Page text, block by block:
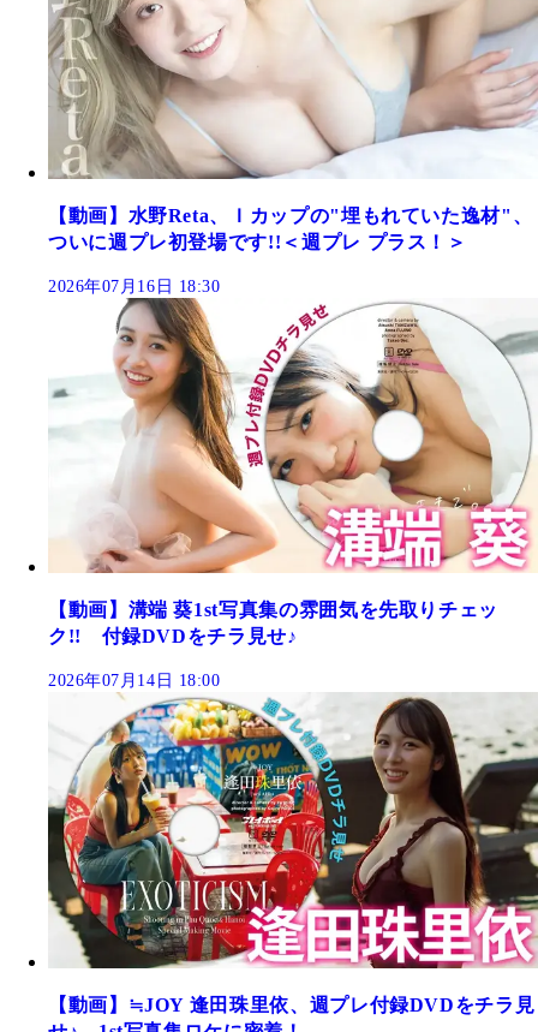
【動画】水野Reta、Ｉカップの"埋もれていた逸材"、
ついに週プレ初登場です!!＜週プレ プラス！＞
2026年07月16日 18:30
【動画】溝端 葵1st写真集の雰囲気を先取りチェッ
ク!! 付録DVDをチラ見せ♪
2026年07月14日 18:00
【動画】≒JOY 逢田珠里依、週プレ付録DVDをチラ見